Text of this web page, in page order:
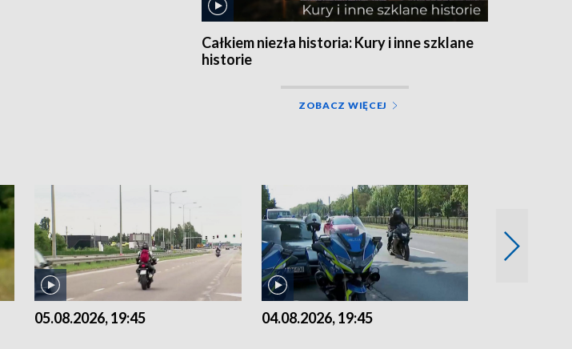
Całkiem niezła historia: Kury i inne szklane
historie
ZOBACZ WIĘCEJ
05.08.2026, 19:45 04.08.2026, 19:45